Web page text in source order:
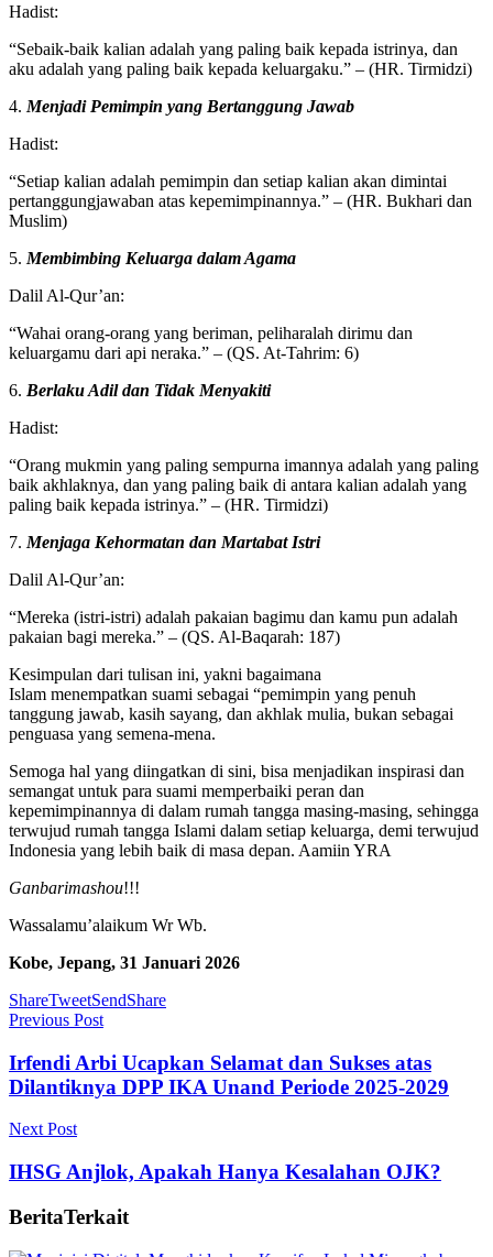
Hadist:
“Sebaik-baik kalian adalah yang paling baik kepada istrinya, dan
aku adalah yang paling baik kepada keluargaku.” – (HR. Tirmidzi)
4. Menjadi Pemimpin yang Bertanggung Jawab
Hadist:
“Setiap kalian adalah pemimpin dan setiap kalian akan dimintai
pertanggungjawaban atas kepemimpinannya.” – (HR. Bukhari dan
Muslim)
5. Membimbing Keluarga dalam Agama
Dalil Al-Qur’an:
“Wahai orang-orang yang beriman, peliharalah dirimu dan
keluargamu dari api neraka.” – (QS. At-Tahrim: 6)
6. Berlaku Adil dan Tidak Menyakiti
Hadist:
“Orang mukmin yang paling sempurna imannya adalah yang paling
baik akhlaknya, dan yang paling baik di antara kalian adalah yang
paling baik kepada istrinya.” – (HR. Tirmidzi)
7. Menjaga Kehormatan dan Martabat Istri
Dalil Al-Qur’an:
“Mereka (istri-istri) adalah pakaian bagimu dan kamu pun adalah
pakaian bagi mereka.” – (QS. Al-Baqarah: 187)
Kesimpulan dari tulisan ini, yakni bagaimana
Islam menempatkan suami sebagai “pemimpin yang penuh
tanggung jawab, kasih sayang, dan akhlak mulia, bukan sebagai
penguasa yang semena-mena.
Semoga hal yang diingatkan di sini, bisa menjadikan inspirasi dan
semangat untuk para suami memperbaiki peran dan
kepemimpinannya di dalam rumah tangga masing-masing, sehingga
terwujud rumah tangga Islami dalam setiap keluarga, demi terwujud
Indonesia yang lebih baik di masa depan. Aamiin YRA
Ganbarimashou!!!
Wassalamu’alaikum Wr Wb.
Kobe, Jepang, 31 Januari 2026
ShareTweetSendShare
Previous Post
Irfendi Arbi Ucapkan Selamat dan Sukses atas
Dilantiknya DPP IKA Unand Periode 2025-2029
Next Post
IHSG Anjlok, Apakah Hanya Kesalahan OJK?
BeritaTerkait